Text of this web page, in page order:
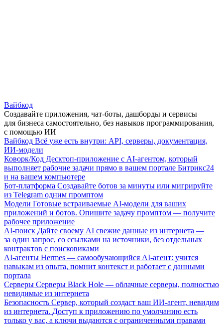
Вайбкод
Создавайте приложения, чат-боты, дашборды и сервисы
для бизнеса самостоятельно, без навыков программирования,
с помощью ИИ
Вайбкод Всё уже есть внутри: API, серверы, документация,
ИИ-модели
Коворк/Код Десктоп-приложение с AI-агентом, который
выполняет рабочие задачи прямо в вашем портале Битрикс24
и на вашем компьютере
Бот-платформа Создавайте ботов за минуты или мигрируйте
из Telegram одним промптом
Модели Готовые встраиваемые AI-модели для ваших
приложений и ботов. Опишите задачу промптом — получите
рабочее приложение
AI-поиск Дайте своему AI свежие данные из интернета —
за один запрос, со ссылками на источники, без отдельных
контрактов с поисковиками
AI-агенты Hermes — самообучающийся AI-агент: учится
навыкам из опыта, помнит контекст и работает с данными
портала
Серверы Серверы Black Hole — облачные серверы, полностью
невидимые из интернета
Безопасность Сервер, который создаст ваш ИИ-агент, невидим
из интернета. Доступ к приложению по умолчанию есть
только у вас, а ключи выдаются с ограниченными правами